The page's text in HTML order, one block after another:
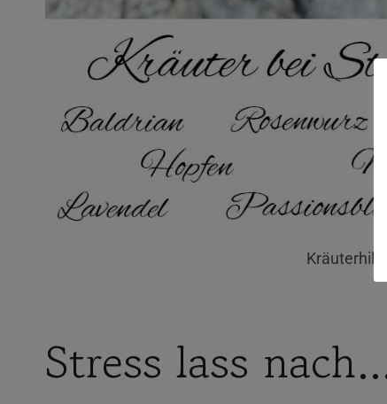
Stress lass